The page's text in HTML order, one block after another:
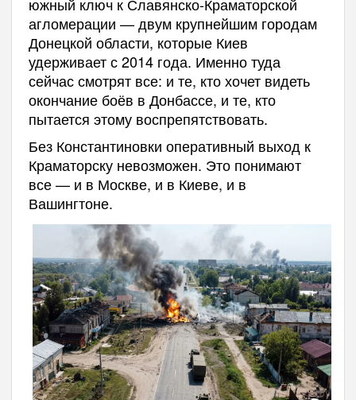
агломерации — двум крупнейшим городам
Донецкой области, которые Киев
удерживает с 2014 года. Именно туда
сейчас смотрят все: и те, кто хочет видеть
окончание боёв в Донбассе, и те, кто
пытается этому воспрепятствовать.
Без Константиновки оперативный выход к
Краматорску невозможен. Это понимают
все — и в Москве, и в Киеве, и в
Вашингтоне.